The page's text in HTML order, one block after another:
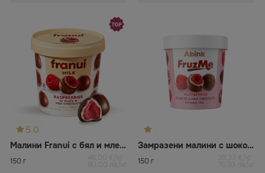
5.0
Малини Franui с бял и млечен шоколад
150 г 46,00 €/кг
90,00 лв/кг
Замразени малини с шоколадова глазура FRUZ ME
150 г 39,33 €/кг
76,93 лв/кг